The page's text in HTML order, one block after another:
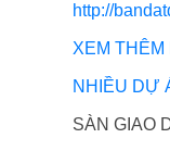
http://
XEM
NHIỀU DỰ
SÀN GIAO